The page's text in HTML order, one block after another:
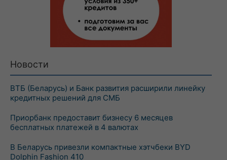
Новости
ВТБ (Беларусь) и Банк развития расширили линейку
кредитных решений для СМБ
Приорбанк предоставит бизнесу 6 месяцев
бесплатных платежей в 4 валютах
В Беларусь привезли компактные хэтчбеки BYD
Dolphin Fashion 410